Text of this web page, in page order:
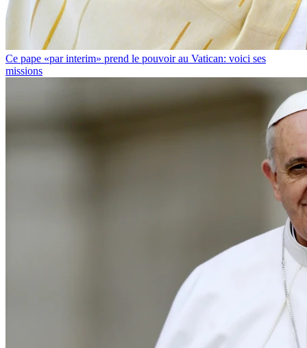
Ce pape «par interim» prend le pouvoir au Vatican: voici ses
missions